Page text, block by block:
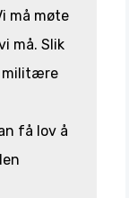
må møte
må. Slik
militære
få lov å